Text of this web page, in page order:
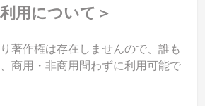
用について＞
著作権は存在しませんので、誰も
商用・非商用問わずに利用可能で